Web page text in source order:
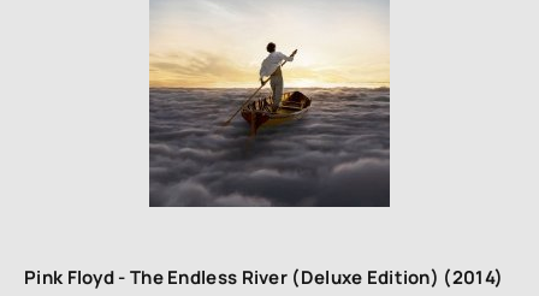
Pink Floyd - The Endless River (Deluxe Edition) (2014)